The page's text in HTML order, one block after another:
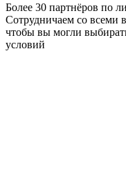
Более 30 партнёров по
Сотрудничаем со
чтобы вы могли
условий